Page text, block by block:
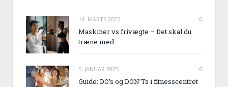
14. MARTS 2025 0
Maskiner vs frivægte – Det skal du
træne med
5. JANUAR 2025 0
Guide: DO’s og DON’Ts i fitnesscentret